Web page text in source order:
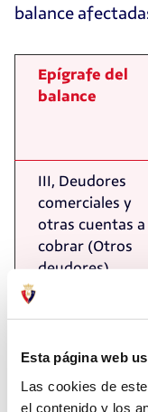
Esta página web
Las cookies de
el contenido y los
balance
Epígrafe del
balance
III, Deudores
comerciales y
otras cuentas a
cobrar (Otros
deudores)
VII. Efectivo y
otros activos